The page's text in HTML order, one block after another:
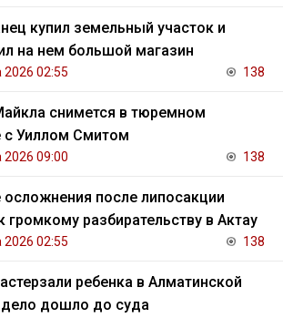
купил земельный участок и
на нем большой магазин
2026 02:55 138
снимется в тюремном
с Уиллом Смитом
2026 09:00 138
после липосакции
громкому разбирательству в Актау
2026 02:55 138
ребенка в Алматинской
дело дошло до суда